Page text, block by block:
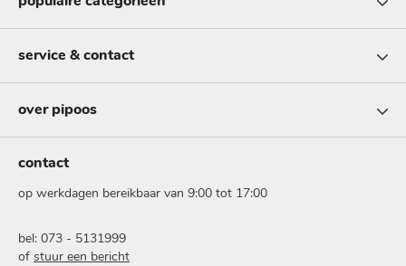
contact
op werkdagen bereikbaar van 9:00 tot 17:00
bel: 073 - 5131999
of stuur een bericht
service & contact
over pipoos